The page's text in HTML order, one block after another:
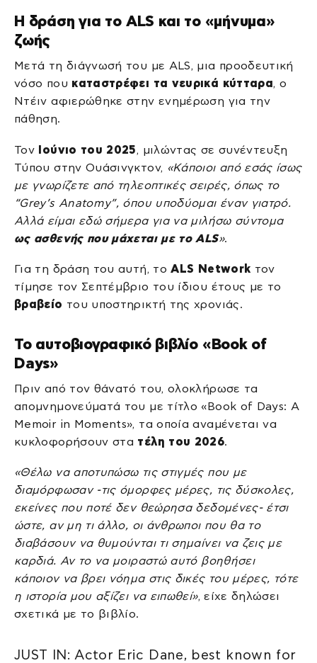
Η δράση για το ALS και το «μήνυμα»
ζωής
Μετά τη διάγνωσή του με ALS, μια προοδευτική
νόσο που καταστρέφει τα νευρικά κύτταρα, ο
Ντέιν αφιερώθηκε στην ενημέρωση για την
πάθηση.
Τον Ιούνιο του 2025, μιλώντας σε συνέντευξη
Τύπου στην Ουάσινγκτον, «Κάποιοι από εσάς ίσως
με γνωρίζετε από τηλεοπτικές σειρές, όπως το
“Grey’s Anatomy”, όπου υποδύομαι έναν γιατρό.
Αλλά είμαι εδώ σήμερα για να μιλήσω σύντομα
ως ασθενής που μάχεται με το ALS».
Για τη δράση του αυτή, τοALS Network τον
τίμησε τον Σεπτέμβριο του ίδιου έτους με το
βραβείο του υποστηρικτή της χρονιάς.
Το αυτοβιογραφικό βιβλίο «Book of
Days»
Πριν από τον θάνατό του, ολοκλήρωσε τα
απομνημονεύματά του με τίτλο «Book of Days: A
Memoir in Moments», τα οποία αναμένεται να
κυκλοφορήσουν στα τέλη του 2026.
«Θέλω να αποτυπώσω τις στιγμές που με
διαμόρφωσαν -τις όμορφες μέρες, τις δύσκολες,
εκείνες που ποτέ δεν θεώρησα δεδομένες- έτσι
ώστε, αν μη τι άλλο, οι άνθρωποι που θα το
διαβάσουν να θυμούνται τι σημαίνει να ζεις με
καρδιά. Αν το να μοιραστώ αυτό βοηθήσει
κάποιον να βρει νόημα στις δικές του μέρες, τότε
η ιστορία μου αξίζει να ειπωθεί», είχε δηλώσει
σχετικά με το βιβλίο.
JUST IN: Actor Eric Dane, best known for